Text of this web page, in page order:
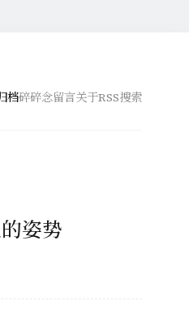
档碎碎念留言关于RSS搜索
姿势